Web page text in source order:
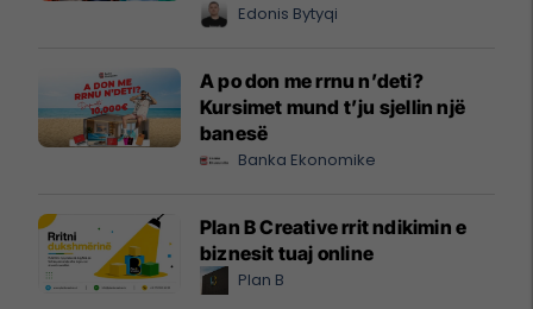
Edonis Bytyqi
A po don me rrnu n’deti?
Kursimet mund t’ju sjellin një
banesë
Banka Ekonomike
Plan B Creative rrit ndikimin e
biznesit tuaj online
Plan B